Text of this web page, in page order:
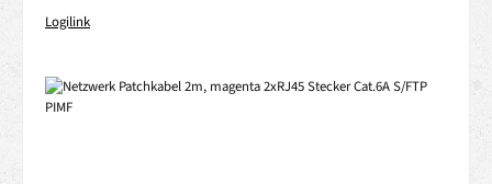
Logilink
Bildergalerie überspringen